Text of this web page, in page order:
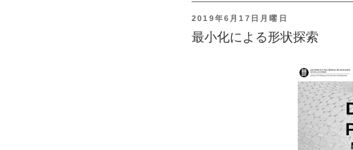
2019年6月17日月曜日
最小化による形状探索